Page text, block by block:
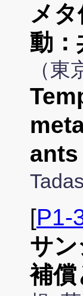
メ
動：
（東
[P1-
サ
補償